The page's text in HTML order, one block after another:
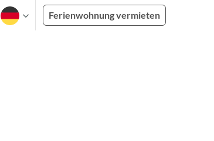
Ferienwohnung vermieten